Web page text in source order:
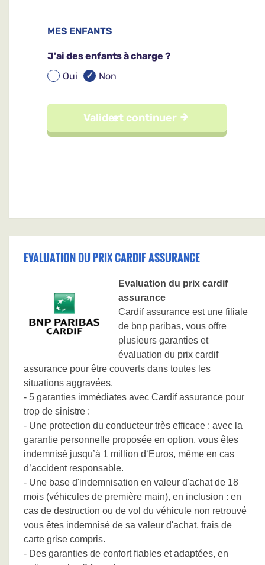
EVALUATION DU PRIX CARDIF ASSURANCE
Evaluation du prix cardif
assurance
Cardif assurance est une filiale
de bnp paribas, vous offre
plusieurs garanties et
évaluation du prix cardif
assurance pour être couverts dans toutes les
situations aggravées.
- 5 garanties immédiates avec Cardif assurance pour
trop de sinistre :
- Une protection du conducteur très efficace : avec la
garantie personnelle proposée en option, vous êtes
indemnisé jusqu’à 1 million d‘Euros, même en cas
d’accident responsable.
- Une base d'indemnisation en valeur d'achat de 18
mois (véhicules de première main), en inclusion : en
cas de destruction ou de vol du véhicule non retrouvé
vous êtes indemnisé de sa valeur d'achat, frais de
carte grise compris.
- Des garanties de confort fiables et adaptées, en